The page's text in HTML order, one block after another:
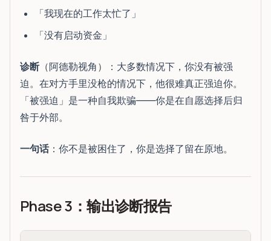
「我现在的工作太忙了」
「没有启动资金」
诊断 （阿德勒视角）：大多数情况下，你没有被强
迫。在对方手里没枪的情况下，他很难真正强迫你。
「被强迫」是一种自我欺骗——你是在自愿选择后归
咎于外部。
一句话：你不是被困住了，你是选择了留在原地。
Phase 3：输出诊断报告